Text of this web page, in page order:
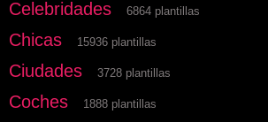
Celebridades 6864 plantillas
Chicas 15936 plantillas
Ciudades 3728 plantillas
Coches 1888 plantillas